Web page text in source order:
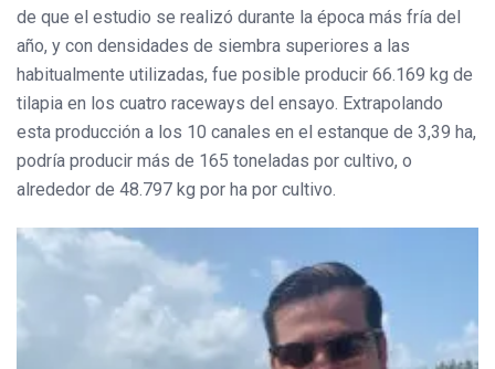
de que el estudio se realizó durante la época más fría del
año, y con densidades de siembra superiores a las
habitualmente utilizadas, fue posible producir 66.169 kg de
tilapia en los cuatro raceways del ensayo. Extrapolando
esta producción a los 10 canales en el estanque de 3,39 ha,
podría producir más de 165 toneladas por cultivo, o
alrededor de 48.797 kg por ha por cultivo.